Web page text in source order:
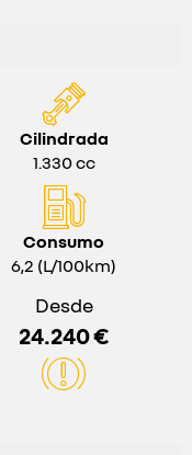
Cilindrada
1.330 cc
Consumo
6,2 (L/100km)
Desde
24.240 €